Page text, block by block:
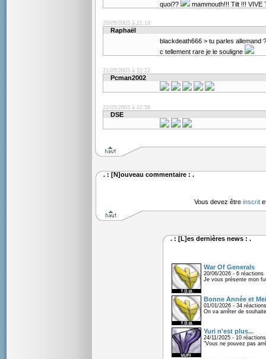
quoi??
mammouth!!! Tilt !!! VIVE
20/05/2003 à 21:18
Raphaël
blackdeath666 > tu parles allemand
c tellement rare je le souligne
21/05/2003 à 22:22
Pcman2002
21/05/2003 à 22:58
DSE
. : [N]ouveau commentaire : .
Vous devez être inscrit
. : [L]es dernières news : .
War Of Generals
20/06/2026 - 6 réactions
Je vous présente mon
Bonne Année et
01/01/2026 - 34 réactions
On va arrêter de
Yuri n'est plus...
24/11/2025 - 10 réactions
"Vous ne pouvez pas